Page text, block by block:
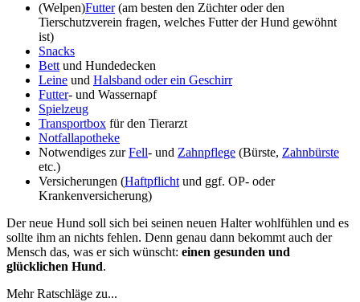
(Welpen)Futter(am besten den Züchter oder den
Tierschutzverein fragen, welches Futter der Hund gewöhnt
ist)
Snacks
Bett und Hundedecken
Leine und Halsband oder ein Geschirr
Futter- und Wassernapf
Spielzeug
Transportbox für den Tierarzt
Notfallapotheke
Notwendiges zurFell- und Zahnpflege (Bürste, Zahnbürste
etc.)
Versicherungen (Haftpflicht und ggf. OP- oder
Krankenversicherung)
Der neue Hund soll sich bei seinen neuen Halter wohlfühlen und es
sollte ihm an nichts fehlen. Denn genau dann bekommt auch der
Mensch das, was er sich wünscht: einen gesunden und
glücklichen Hund.
Mehr Ratschläge zu...